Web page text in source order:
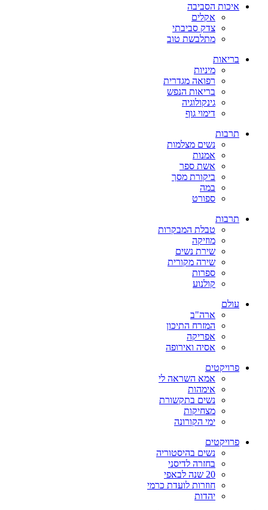
איכות הסביבה
אקלים
צדק סביבתי
מתלבשת טוב
בריאות
מיניות
רפואה מגדרית
בריאות הנפש
גינקולוגיה
דימוי גוף
תרבות
נשים מצלמות
אמנות
אשת ספר
ביקורת מסך
במה
ספורט
תרבות
טבלת המבקרות
מוזיקה
שירת נשים
שירה מקורית
ספרות
קולנוע
עולם
ארה"ב
המזרח התיכון
אפריקה
אסיה ואירופה
פרויקטים
אמא השראה לי
אימהות
נשים בתקשורת
מצחיקות
ימי הקורונה
פרויקטים
נשים בהיסטוריה
בחזרה לדיסני
20 שנה לבאפי
חוזרות לועדת כרמי
יהדות